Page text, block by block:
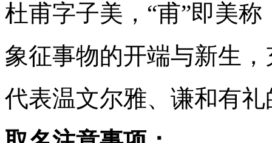
杜甫字子美，“甫”即美
象征事物的开端与新生
代表温文尔雅、谦和有